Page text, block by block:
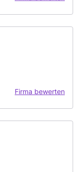
Firma bewerten